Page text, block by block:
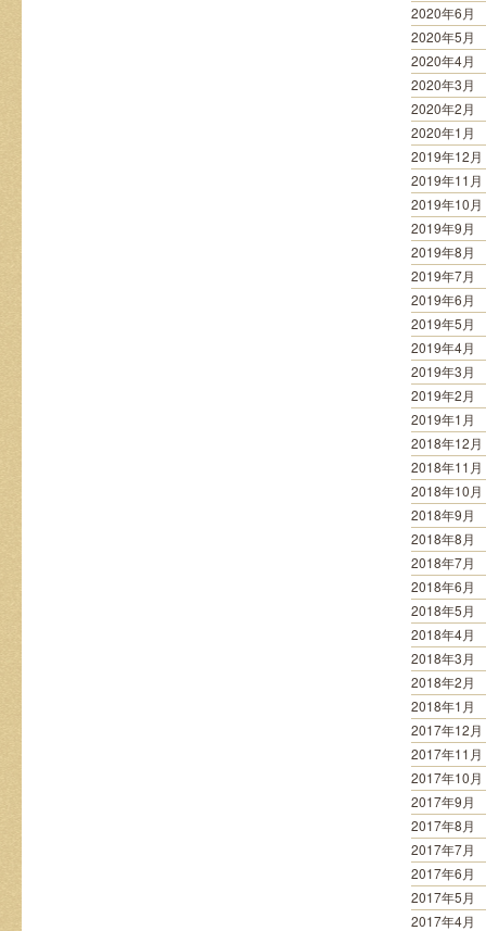
2020年6月
2020年5月
2020年4月
2020年3月
2020年2月
2020年1月
2019年12月
2019年11月
2019年10月
2019年9月
2019年8月
2019年7月
2019年6月
2019年5月
2019年4月
2019年3月
2019年2月
2019年1月
2018年12月
2018年11月
2018年10月
2018年9月
2018年8月
2018年7月
2018年6月
2018年5月
2018年4月
2018年3月
2018年2月
2018年1月
2017年12月
2017年11月
2017年10月
2017年9月
2017年8月
2017年7月
2017年6月
2017年5月
2017年4月